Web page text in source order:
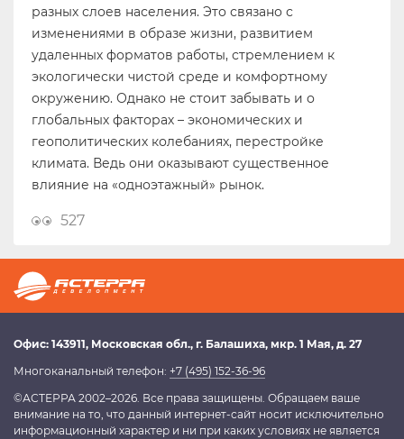
разных слоев населения. Это связано с
изменениями в образе жизни, развитием
удаленных форматов работы, стремлением к
экологически чистой среде и комфортному
окружению. Однако не стоит забывать и о
глобальных факторах – экономических и
геополитических колебаниях, перестройке
климата. Ведь они оказывают существенное
влияние на «одноэтажный» рынок.
527
Офис: 143911, Московская обл., г. Балашиха, мкр. 1 Мая, д. 27
Многоканальный телефон: +7 (495) 152-36-96
©АСТЕРРА 2002–2026. Все права защищены. Обращаем ваше
внимание на то, что данный интернет-сайт носит исключительно
информационный характер и ни при каких условиях не является